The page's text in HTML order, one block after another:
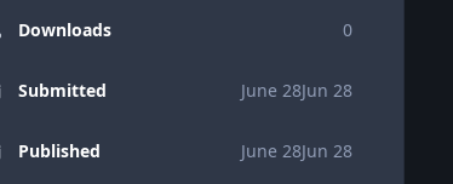
Downloads 0
Submitted June 28Jun 28
Published June 28Jun 28